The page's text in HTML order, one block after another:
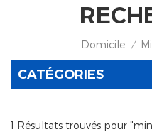
Domicile /
CATÉGORIES
1 Résultats trouvés pour